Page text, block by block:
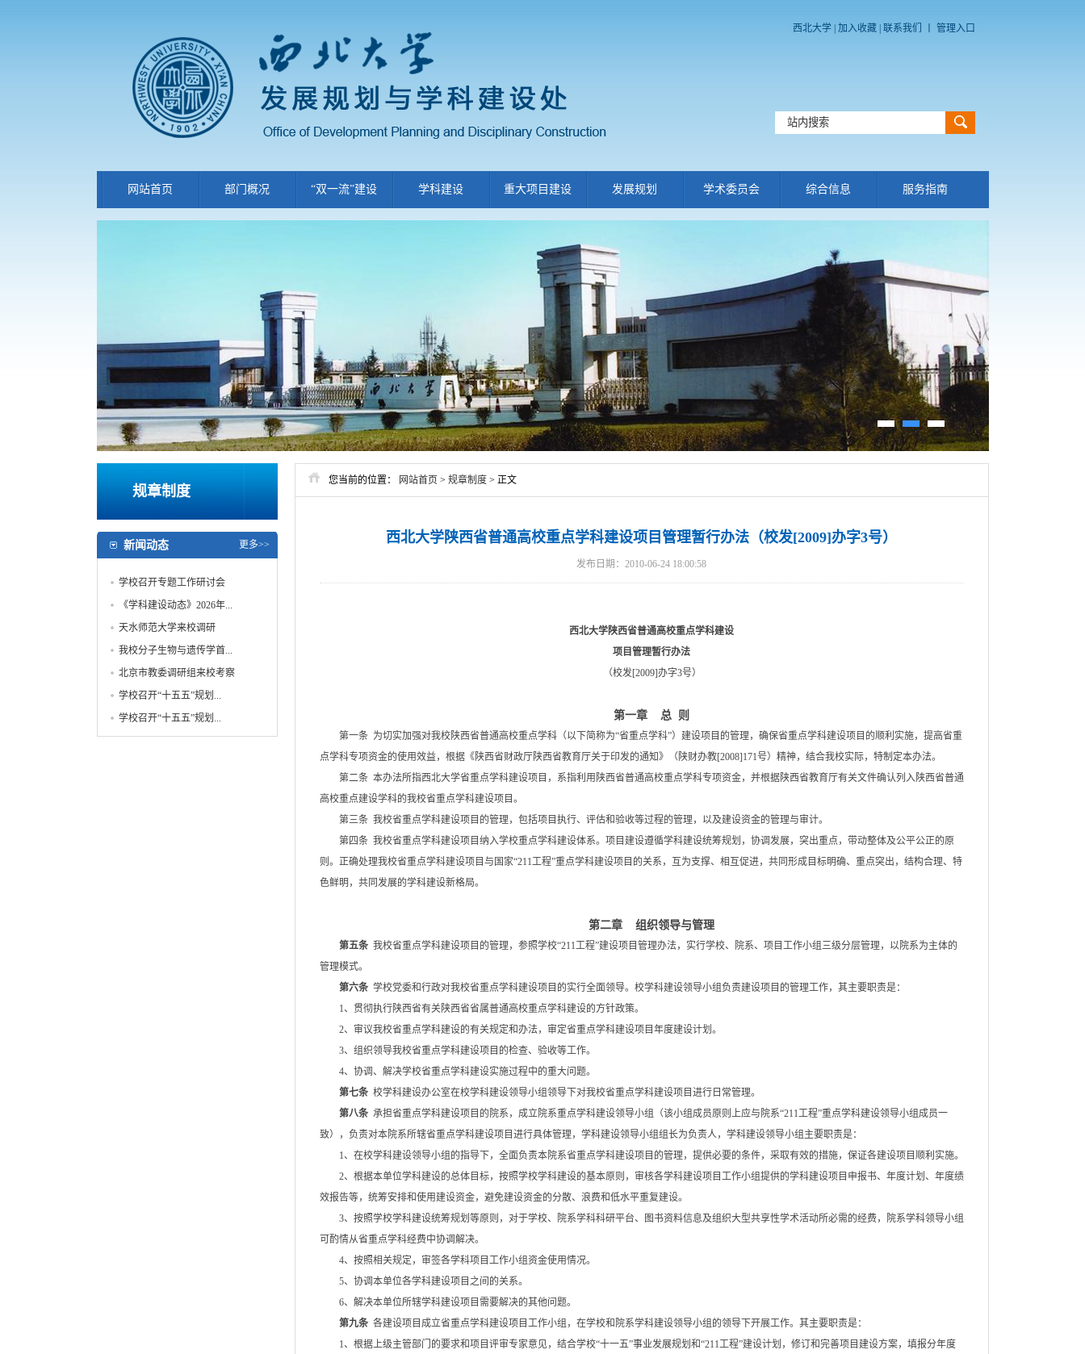
西北大学| 加入收藏 联系我们 管理入口
网站首页 部门概况 “双一流”建设 学科建设 重大项目建设 发展规划 学术委员会 综合信息 服务指南
规章制度
更多>>
新闻动态
学校召开专题工作研讨会
《学科建设动态》2026年...
天水师范大学来校调研
我校分子生物与遗传学首...
北京市教委调研组来校考察
学校召开“十五五”规划...
学校召开“十五五”规划...
您当前的位置： 网站首页 > 规章制度> 正文
西北大学陕西省普通高校重点学科建设项目管理暂行办法（校发[2009]办字3号）
发布日期：2010-06-24 18:00:58
西北大学陕西省普通高校重点学科建设
项目管理暂行办法
（校发[2009]办字3号）
第一章 总 则
第一条 为切实加强对我校陕西省普通高校重点学科（以下简称为“省重点学科”）建设项目的管理，确保省重点学科建设项目的顺利实施，提高省重
点学科专项资金的使用效益，根据《陕西省财政厅陕西省教育厅关于印发的通知》（陕财办教[2008]171号）精神，结合我校实际，特制定本办法。
第二条 本办法所指西北大学省重点学科建设项目，系指利用陕西省普通高校重点学科专项资金，并根据陕西省教育厅有关文件确认列入陕西省普通
高校重点建设学科的我校省重点学科建设项目。
第三条 我校省重点学科建设项目的管理，包括项目执行、评估和验收等过程的管理，以及建设资金的管理与审计。
第四条 我校省重点学科建设项目纳入学校重点学科建设体系。项目建设遵循学科建设统筹规划，协调发展，突出重点，带动整体及公平公正的原
则。正确处理我校省重点学科建设项目与国家“211工程”重点学科建设项目的关系，互为支撑、相互促进，共同形成目标明确、重点突出，结构合理、特
色鲜明，共同发展的学科建设新格局。
第二章 组织领导与管理
第五条我校省重点学科建设项目的管理，参照学校“211工程”建设项目管理办法，实行学校、院系、项目工作小组三级分层管理，以院系为主体的
管理模式。
第六条 学校党委和行政对我校省重点学科建设项目的实行全面领导。校学科建设领导小组负责建设项目的管理工作，其主要职责是：
1、贯彻执行陕西省有关陕西省省属普通高校重点学科建设的方针政策。
2、审议我校省重点学科建设的有关规定和办法，审定省重点学科建设项目年度建设计划。
3、组织领导我校省重点学科建设项目的检查、验收等工作。
4、协调、解决学校省重点学科建设实施过程中的重大问题。
第七条校学科建设办公室在校学科建设领导小组领导下对我校省重点学科建设项目进行日常管理。
第八条承担省重点学科建设项目的院系，成立院系重点学科建设领导小组（该小组成员原则上应与院系“211工程”重点学科建设领导小组成员一
致），负责对本院系所辖省重点学科建设项目进行具体管理，学科建设领导小组组长为负责人，学科建设领导小组主要职责是：
1、在校学科建设领导小组的指导下，全面负责本院系省重点学科建设项目的管理，提供必要的条件，采取有效的措施，保证各建设项目顺利实施。
2、根据本单位学科建设的总体目标，按照学校学科建设的基本原则，审核各学科建设项目工作小组提供的学科建设项目申报书、年度计划、年度绩
效报告等，统筹安排和使用建设资金，避免建设资金的分散、浪费和低水平重复建设。
3、按照学校学科建设统筹规划等原则，对于学校、院系学科科研平台、图书资料信息及组织大型共享性学术活动所必需的经费，院系学科领导小组
可酌情从省重点学科经费中协调解决。
4、按照相关规定，审签各学科项目工作小组资金使用情况。
5、协调本单位各学科建设项目之间的关系。
6、解决本单位所辖学科建设项目需要解决的其他问题。
第九条 各建设项目成立省重点学科建设项目工作小组，在学校和院系学科建设领导小组的领导下开展工作。其主要职责是：
1、根据上级主管部门的要求和项目评审专家意见，结合学校“十一五”事业发展规划和“211工程”建设计划，修订和完善项目建设方案，填报分年度